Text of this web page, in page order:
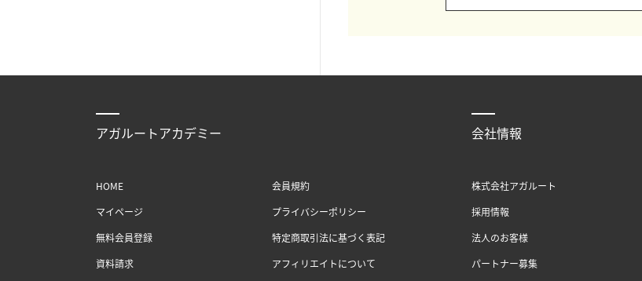
アガルートアカデミー
HOME
マイページ
無料会員登録
資料請求
会員規約
プライバシーポリシー
特定商取引法に基づく表記
アフィリエイトについて
会社情報
株式会社アガルート
採用情報
法人のお客様
パートナー募集